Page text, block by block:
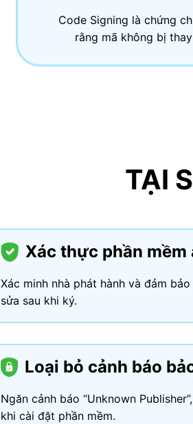
Code Signing là chứng
rằng mã không bị
TẠI
Xác thực phần mềm
Xác minh nhà phát hành và đảm
sửa sau khi ký.
Loại bỏ cảnh báo
Ngăn cảnh báo “Unknown
khi cài đặt phần mềm.